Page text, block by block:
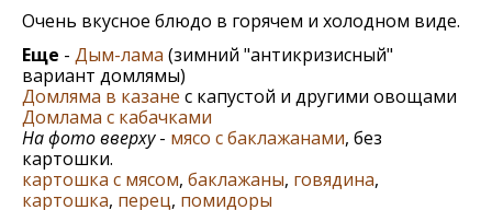
Очень вкусное блюдо в горячем и холодном виде.
Еще - Дым-лама (зимний "антикризисный"
вариант домлямы)
Домляма в казане с капустой и другими овощами
Домлама с кабачками
На фото вверху- мясо с баклажанами, без
картошки.
картошка с мясом, баклажаны, говядина,
картошка, перец, помидоры